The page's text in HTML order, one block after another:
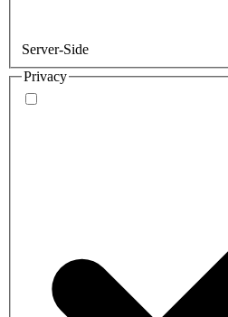
Server-Side
Privacy